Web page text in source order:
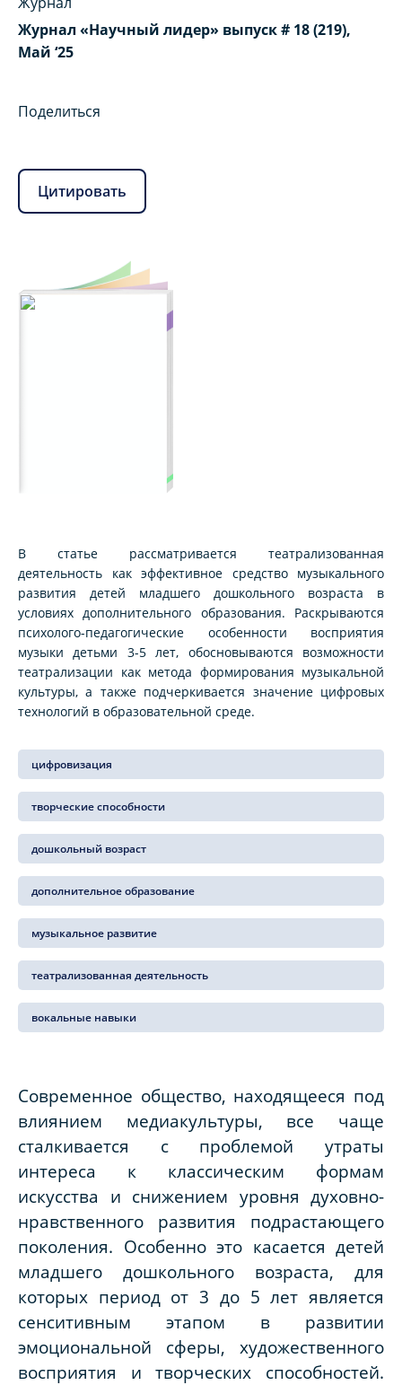
Журнал «Научный лидер» выпуск # 18 (219),
Май ‘25
Поделиться
Цитировать
В статье рассматривается театрализованная
деятельность как эффективное средство музыкального
развития детей младшего дошкольного возраста в
условиях дополнительного образования. Раскрываются
психолого-педагогические особенности восприятия
музыки детьми 3-5 лет, обосновываются возможности
театрализации как метода формирования музыкальной
культуры, а также подчеркивается значение цифровых
технологий в образовательной среде.
цифровизация
творческие способности
дошкольный возраст
дополнительное образование
музыкальное развитие
театрализованная деятельность
вокальные навыки
Современное общество, находящееся под
влиянием медиакультуры, все чаще
сталкивается с проблемой утраты
интереса к классическим формам
искусства и снижением уровня духовно-
нравственного развития подрастающего
поколения. Особенно это касается детей
младшего дошкольного возраста, для
которых период от 3 до 5 лет является
сенситивным этапом в развитии
эмоциональной сферы, художественного
восприятия и творческих способностей.